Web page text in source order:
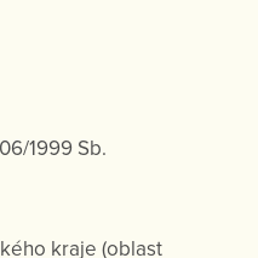
1999 Sb.
kraje (oblast